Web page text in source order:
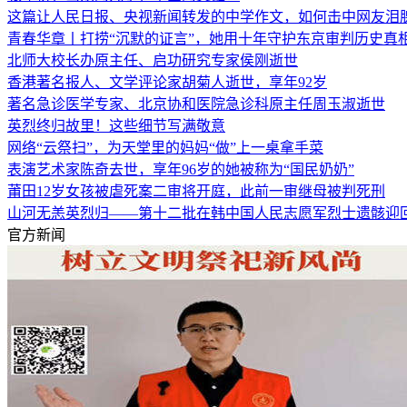
这篇让人民日报、央视新闻转发的中学作文，如何击中网友
青春华章丨打捞“沉默的证言”，她用十年守护东京审判历史真
北师大校长办原主任、启功研究专家侯刚逝世
香港著名报人、文学评论家胡菊人逝世，享年92岁
著名急诊医学专家、北京协和医院急诊科原主任周玉淑逝世
英烈终归故里！这些细节写满敬意
网络“云祭扫”，为天堂里的妈妈“做”上一桌拿手菜
表演艺术家陈奇去世，享年96岁的她被称为“国民奶奶”
莆田12岁女孩被虐死案二审将开庭，此前一审继母被判死刑
山河无恙英烈归——第十二批在韩中国人民志愿军烈士遗骸迎
官方新闻